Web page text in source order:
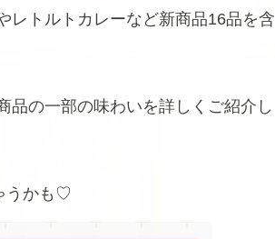
レトルトカレーなど新商品16品を含
品の一部の味わいを詳しくご紹介し
うかも♡